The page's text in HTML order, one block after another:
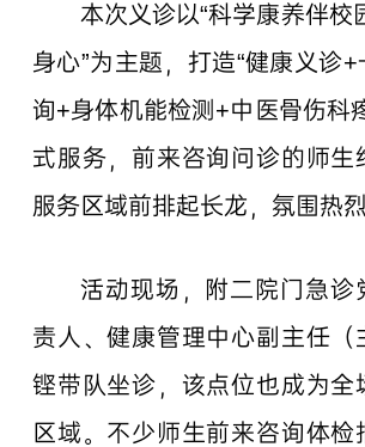
本次义诊以“科学康养伴校
身心”为主题，打造“健康义诊
询+身体机能检测+中医骨伤科
式服务，前来咨询问诊的师生
服务区域前排起长龙，氛围热烈
活动现场，附二院门急诊
责人、健康管理中心副主任（
铿带队坐诊，该点位也成为全
区域。不少师生前来咨询体检